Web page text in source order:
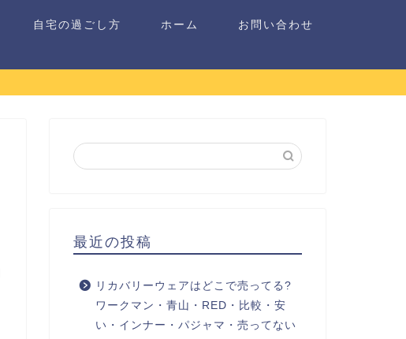
自宅の過ごし方 ホーム お問い合わせ
最近の投稿
リカバリーウェアはどこで売ってる?
ワークマン・青山・RED・比較・安
い・インナー・パジャマ・売ってない